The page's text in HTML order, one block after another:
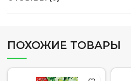
ПОХОЖИЕ ТОВАРЫ